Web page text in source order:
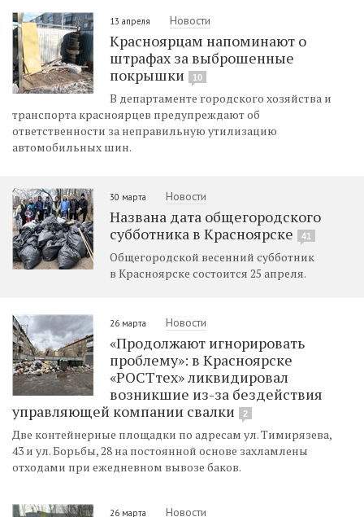
13 апреля Новости
Красноярцам напоминают о
штрафах за выброшенные
покрышки
10
В департаменте городского хозяйства и
транспорта красноярцев предупреждают об
ответственности за неправильную утилизацию
автомобильных шин.
30 марта Новости
Названа дата общегородского
субботника в Красноярске
41
Общегородской весенний субботник
в Красноярске ​​​​​состоится 25 апреля.
26 марта Новости
«Продолжают игнорировать
проблему»: в Красноярске
«РОСТтех» ликвидировал
возникшие из-за бездействия
управляющей компании свалки
2
Две контейнерные площадки по адресам ул. Тимирязева,
43 и ул. Борьбы, 28 на постоянной основе захламлены
отходами при ежедневном вывозе баков.
26 марта Новости